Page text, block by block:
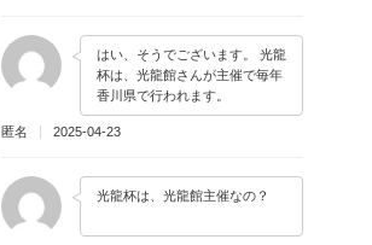
はい、そうでございます。 光龍
杯は、光龍館さんが主催で毎年
香川県で行われます。
匿名 2025-04-23
光龍杯は、光龍館主催なの？